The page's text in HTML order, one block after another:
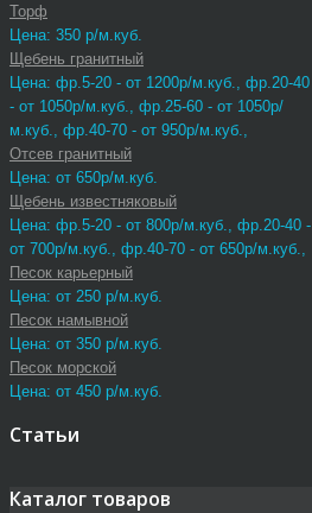
Торф
Цена: 350 р/м.куб.
Щебень гранитный
Цена: фр.5-20 - от 1200р/м.куб., фр.20-40
- от 1050р/м.куб., фр.25-60 - от 1050р/
м.куб., фр.40-70 - от 950р/м.куб.,
Отсев гранитный
Цена: от 650р/м.куб.
Щебень известняковый
Цена: фр.5-20 - от 800р/м.куб., фр.20-40 -
от 700р/м.куб., фр.40-70 - от 650р/м.куб.,
Песок карьерный
Цена: от 250 р/м.куб.
Песок намывной
Цена: от 350 р/м.куб.
Песок морской
Цена: от 450 р/м.куб.
Статьи
Каталог товаров